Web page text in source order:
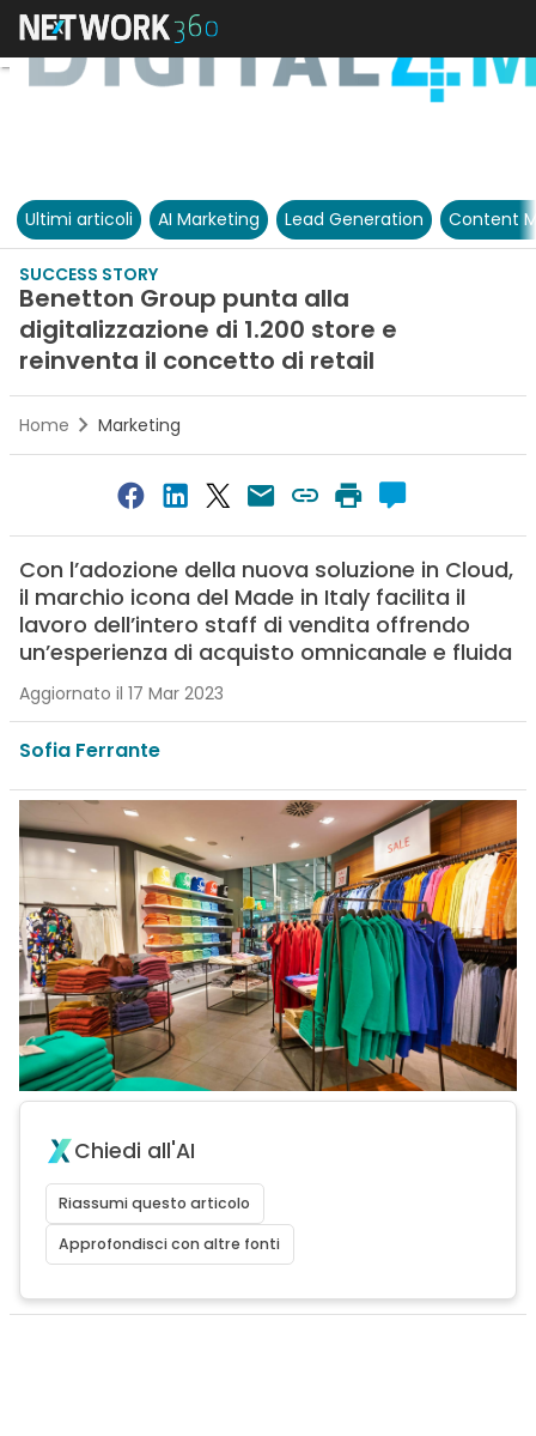
Ultimi articoli AI Marketing Lead Generation Content
SUCCESS STORY
Benetton Group punta alla
digitalizzazione di 1.200 store e
reinventa il concetto di retail
Home Marketing
Con l’adozione della nuova soluzione in Cloud,
il marchio icona del Made in Italy facilita il
lavoro dell’intero staff di vendita offrendo
un’esperienza di acquisto omnicanale e fluida
Aggiornato il 17 Mar 2023
Sofia Ferrante
Chiedi all'AI
Riassumi questo articolo
Approfondisci con altre fonti